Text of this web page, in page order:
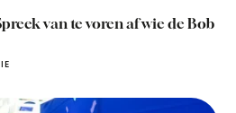
van te voren af wie de Bob